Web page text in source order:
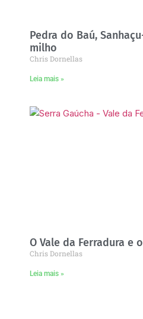
Pedra do Baú,
milho
Chris Dornellas
Leia mais »
O Vale da Ferradura e
Chris Dornellas
Leia mais »